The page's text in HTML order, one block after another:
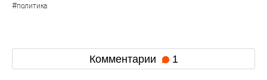
#политика
Комментарии 1